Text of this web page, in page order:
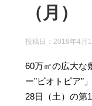
（月）
投稿日： 2018年4月
60万㎡の広大な
ー”ビオトピア”
28日（土）の第